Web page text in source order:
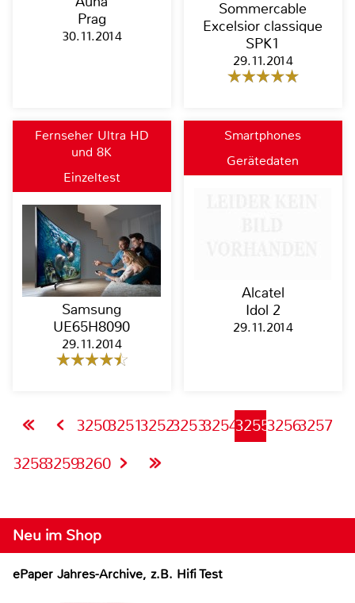
Prag
30.11.2014
Sommercable
Excelsior classique
SPK1
29.11.2014
Fernseher Ultra HD
und 8K
Einzeltest
Samsung
UE65H8090
29.11.2014
Smartphones
Gerätedaten
Alcatel
Idol 2
29.11.2014
32503251325232533254325532563257
325832593260
Neu im Shop
ePaper Jahres-Archive, z.B. Hifi Test